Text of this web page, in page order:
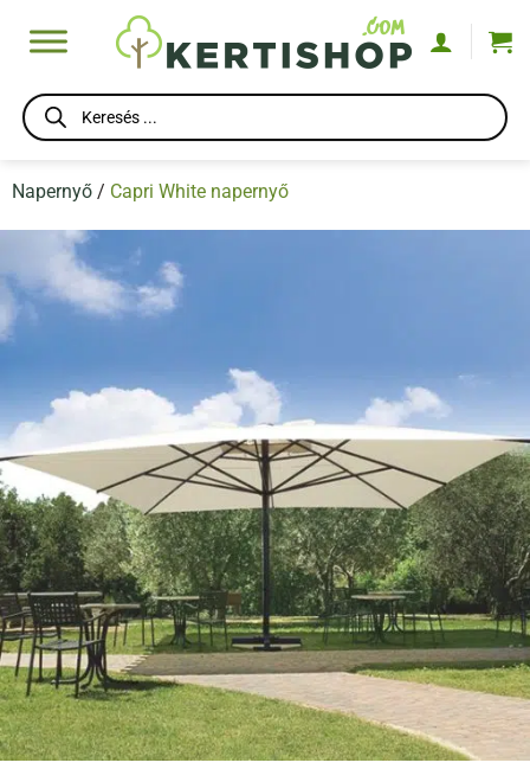
Products
search
Napernyő / Capri White napernyő